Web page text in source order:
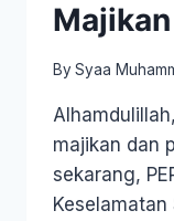
By Syaa
majikan dan
sekarang,